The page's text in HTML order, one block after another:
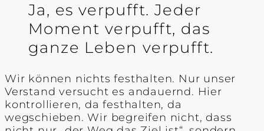
Ja, es verpufft. Jeder
Moment verpufft, das
ganze Leben verpufft.
Wir können nichts festhalten. Nur unser
Verstand versucht es andauernd. Hier
kontrollieren, da festhalten, da
wegschieben. Wir begreifen nicht, dass